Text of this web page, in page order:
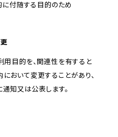
に付随する目的のため
用目的を、関連性を有すると
おいて変更することがあり、
知又は公表します。